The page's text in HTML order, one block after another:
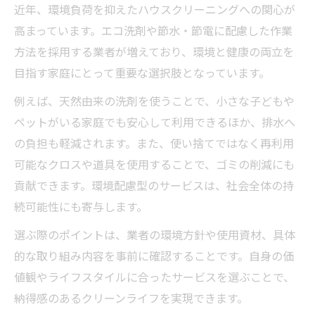
近年、環境負荷を抑えたハウスクリーニングへの関心が
高まっています。エコ洗剤や節水・節電に配慮した作業
方法を採用する業者が増えており、環境と健康の両立を
目指す家庭にとって重要な選択肢となっています。
例えば、天然由来の洗剤を使うことで、小さな子どもや
ペットがいる家庭でも安心して利用できるほか、排水へ
の負担も軽減されます。また、使い捨てではなく再利用
可能なクロスや道具を使用することで、ゴミの削減にも
貢献できます。環境配慮型のサービスは、社会全体の持
続可能性にも寄与します。
選ぶ際のポイントは、業者の環境方針や使用資材、具体
的な取り組み内容を事前に確認することです。自身の価
値観やライフスタイルに合ったサービスを選ぶことで、
納得感のあるクリーンライフを実現できます。